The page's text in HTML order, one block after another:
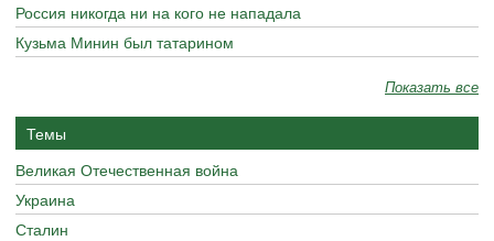
Россия никогда ни на кого не нападала
Кузьма Минин был татарином
Показать все
Темы
Великая Отечественная война
Украина
Сталин